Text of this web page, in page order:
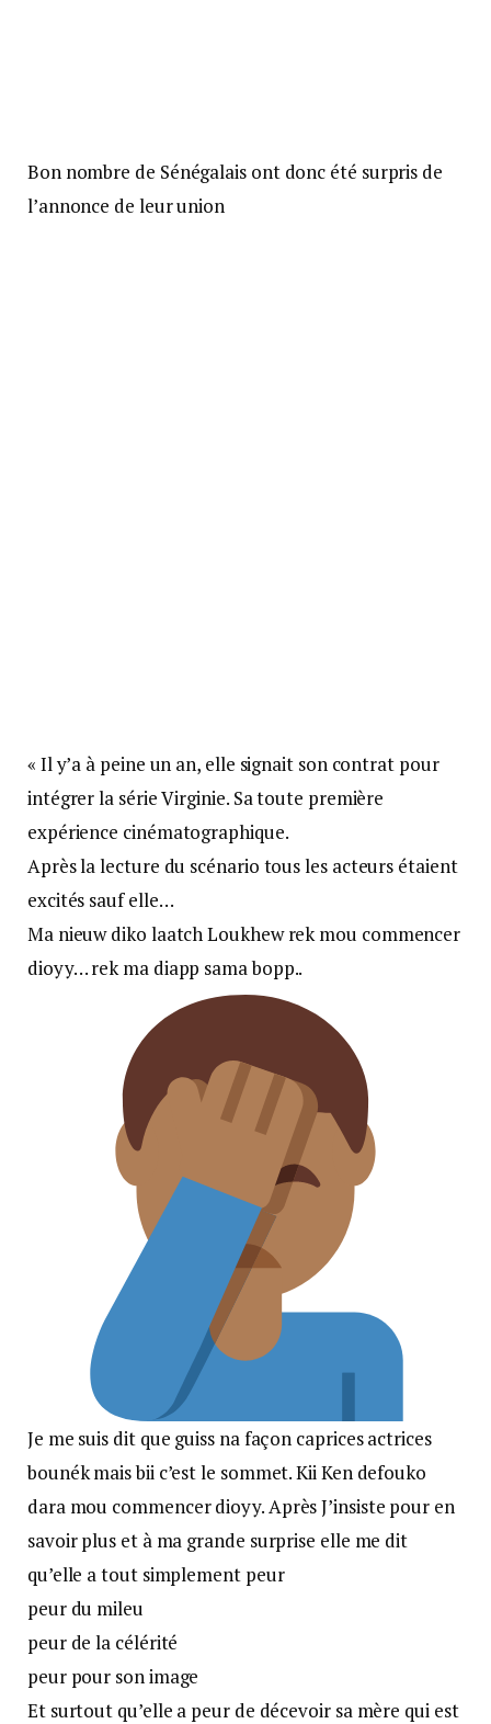
Bon nombre de Sénégalais ont donc été surpris de
l’annonce de leur union
« Il y’a à peine un an, elle signait son contrat pour
intégrer la série Virginie. Sa toute première
expérience cinématographique.
Après la lecture du scénario tous les acteurs étaient
excités sauf elle…
Ma nieuw diko laatch Loukhew rek mou commencer
dioyy… rek ma diapp sama bopp..
Je me suis dit que guiss na façon caprices actrices
bounék mais bii c’est le sommet. Kii Ken defouko
dara mou commencer dioyy. Après J’insiste pour en
savoir plus et à ma grande surprise elle me dit
qu’elle a tout simplement peur
peur du mileu
peur de la célérité
peur pour son image
Et surtout qu’elle a peur de décevoir sa mère qui est